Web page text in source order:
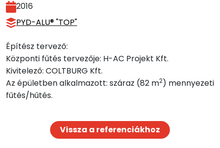
2016
PYD-ALU® "TOP"
Építész tervező:
Központi fűtés tervezője: H-AC Projekt Kft.
Kivitelező: COLTBURG Kft.
Az épületben alkalmazott: száraz (82 m2) mennyezeti
fűtés/hűtés.
Vissza a referenciákhoz